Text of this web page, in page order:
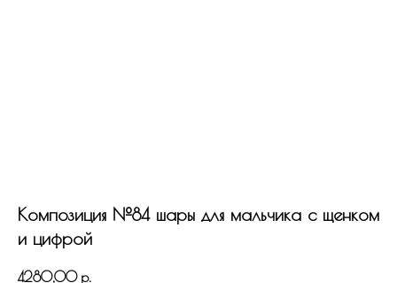
Композиция №84 шары для мальчика с щенком
и цифрой
4280,00 р.